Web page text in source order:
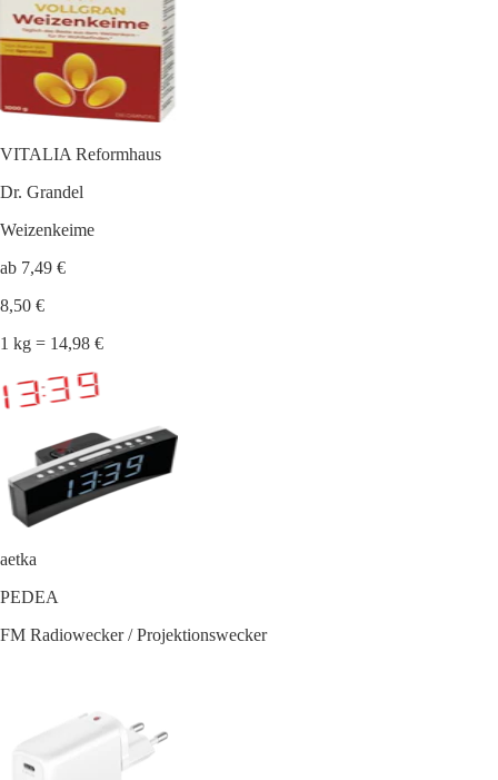
VITALIA Reformhaus
Dr. Grandel
Weizenkeime
ab 7,49 €
8,50 €
1 kg = 14,98 €
aetka
PEDEA
FM Radiowecker / Projektionswecker